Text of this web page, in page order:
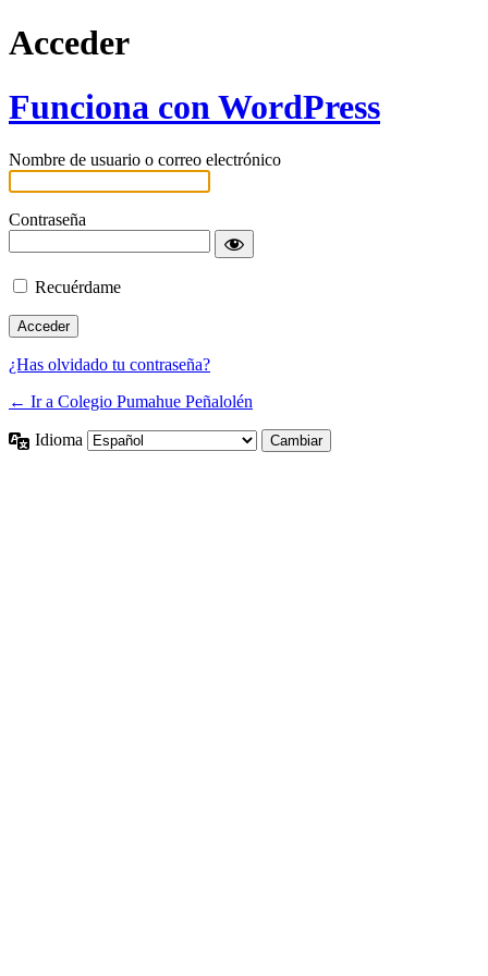
Acceder
Funciona con WordPress
Nombre de usuario o correo electrónico
Contraseña
Recuérdame
¿Has olvidado tu contraseña?
← Ir a Colegio Pumahue Peñalolén
Idioma